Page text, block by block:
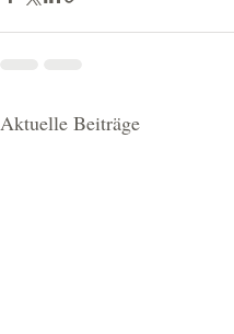
Aktuelle Beiträge